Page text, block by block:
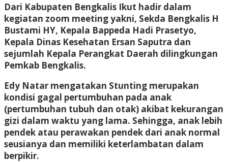
Dari Kabupaten Bengkalis Ikut hadir dalam
kegiatan zoom meeting yakni, Sekda Bengkalis H
Bustami HY, Kepala Bappeda Hadi Prasetyo,
Kepala Dinas Kesehatan Ersan Saputra dan
sejumlah Kepala Perangkat Daerah dilingkungan
Pemkab Bengkalis.
Edy Natar mengatakan Stunting merupakan
kondisi gagal pertumbuhan pada anak
(pertumbuhan tubuh dan otak) akibat kekurangan
gizi dalam waktu yang lama. Sehingga, anak lebih
pendek atau perawakan pendek dari anak normal
seusianya dan memiliki keterlambatan dalam
berpikir.